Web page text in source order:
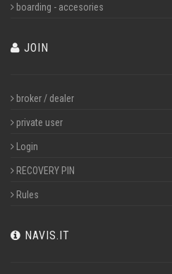
boarding - accesories
JOIN
broker / dealer
private user
Login
RECOVERY PIN
Rules
NAVIS.IT